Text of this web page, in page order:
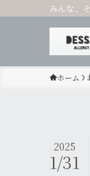
みんな、
ホーム
2025
1/31